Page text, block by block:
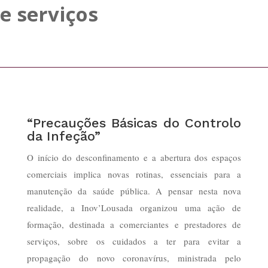
e serviços
“Precauções Básicas do Controlo
da Infeção”
O início do desconfinamento e a abertura dos espaços
comerciais implica novas rotinas, essenciais para a
manutenção da saúde pública. A pensar nesta nova
realidade, a Inov’Lousada organizou uma ação de
formação, destinada a comerciantes e prestadores de
serviços, sobre os cuidados a ter para evitar a
propagação do novo coronavírus, ministrada pelo